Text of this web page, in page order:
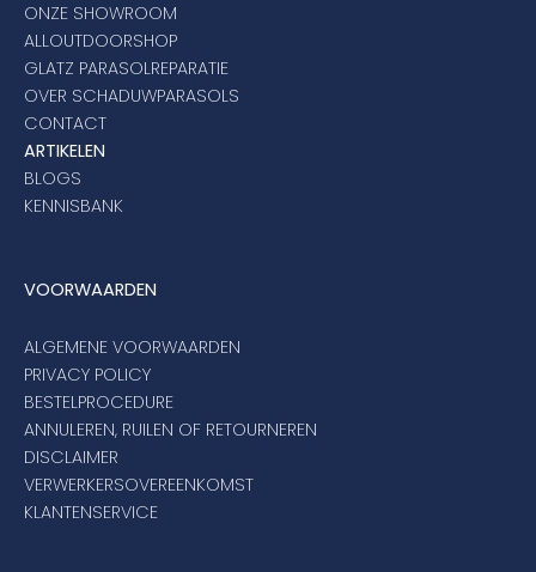
ONZE SHOWROOM
ALLOUTDOORSHOP
GLATZ PARASOLREPARATIE
OVER SCHADUWPARASOLS
CONTACT
ARTIKELEN
BLOGS
KENNISBANK
VOORWAARDEN
ALGEMENE VOORWAARDEN
PRIVACY POLICY
BESTELPROCEDURE
ANNULEREN, RUILEN OF RETOURNEREN
DISCLAIMER
VERWERKERSOVEREENKOMST
KLANTENSERVICE